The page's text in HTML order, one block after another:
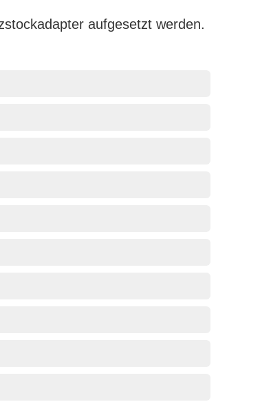
aufgesetzt werden.